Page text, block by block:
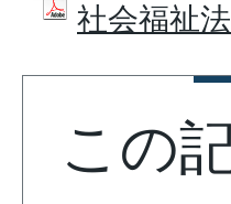
社会福祉
この